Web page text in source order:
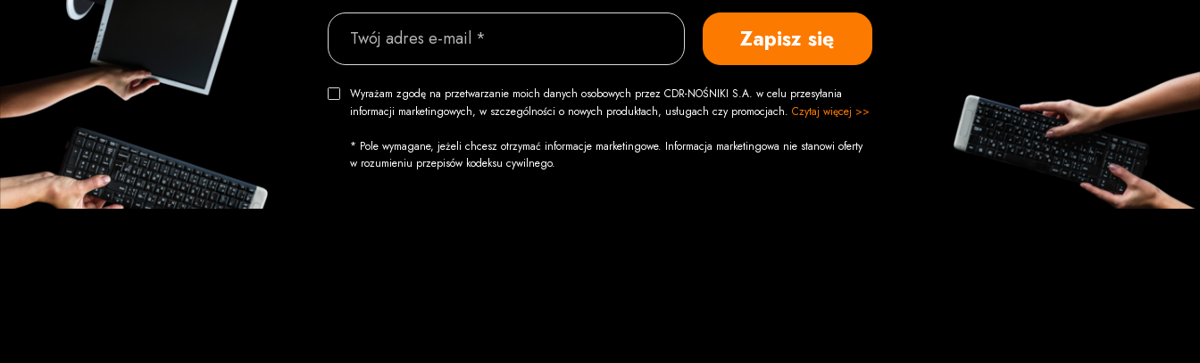
Twój adres e-mail * Zapisz się
Wyrażam zgodę na przetwarzanie moich danych osobowych przez CDR-NOŚNIKI S.A. w celu przesyłania
informacji marketingowych, w szczególności o nowych produktach, usługach czy promocjach. Czytaj więcej >>
* Pole wymagane, jeżeli chcesz otrzymać informacje marketingowe. Informacja marketingowa nie stanowi oferty
w rozumieniu przepisów kodeksu cywilnego.